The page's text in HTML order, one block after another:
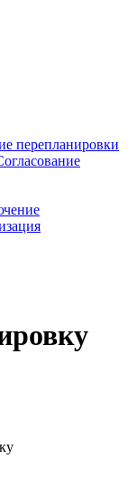
перепланировки